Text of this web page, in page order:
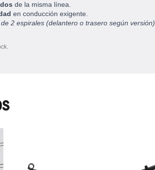
de la misma línea.
en conducción exigente.
2 espirales (delantero o trasero según versión).